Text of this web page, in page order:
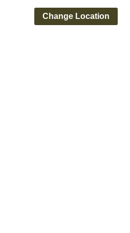
Change Location